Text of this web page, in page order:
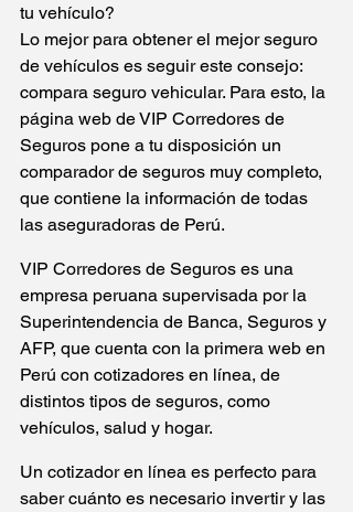
tu vehículo?
Lo mejor para obtener el mejor seguro
de vehículos es seguir este consejo:
compara seguro vehicular. Para esto, la
página web de VIP Corredores de
Seguros pone a tu disposición un
comparador de seguros muy completo,
que contiene la información de todas
las aseguradoras de Perú.
VIP Corredores de Seguros es una
empresa peruana supervisada por la
Superintendencia de Banca, Seguros y
AFP, que cuenta con la primera web en
Perú con cotizadores en línea, de
distintos tipos de seguros, como
vehículos, salud y hogar.
Un cotizador en línea es perfecto para
saber cuánto es necesario invertir y las